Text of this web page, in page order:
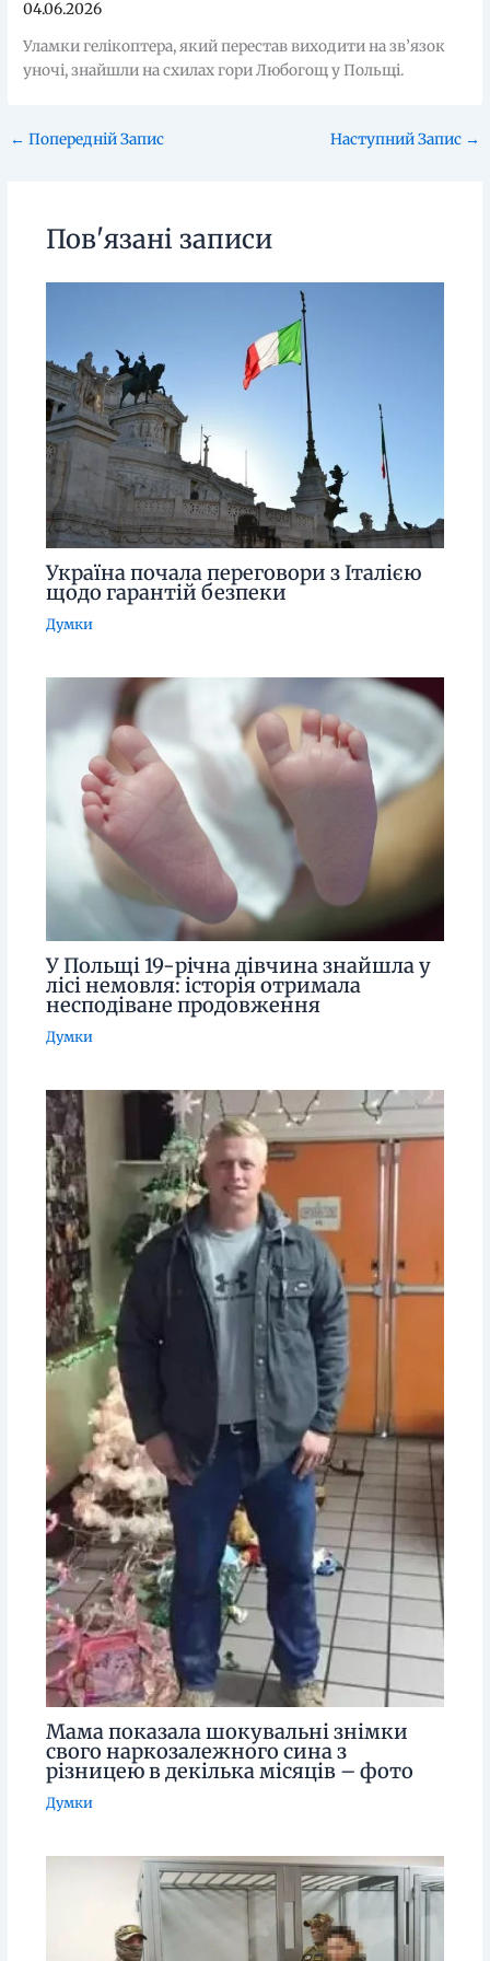
04.06.2026
Уламки гелікоптера, який перестав виходити на зв’язок
уночі, знайшли на схилах гори Любогощ у Польщі.
← Попередній Запис Наступний Запис →
Пов'язані записи
Україна почала переговори з Італією
щодо гарантій безпеки
Думки
У Польщі 19-річна дівчина знайшла у
лісі немовля: історія отримала
несподіване продовження
Думки
Мама показала шокувальні знімки
свого наркозалежного сина з
різницею в декілька місяців – фото
Думки